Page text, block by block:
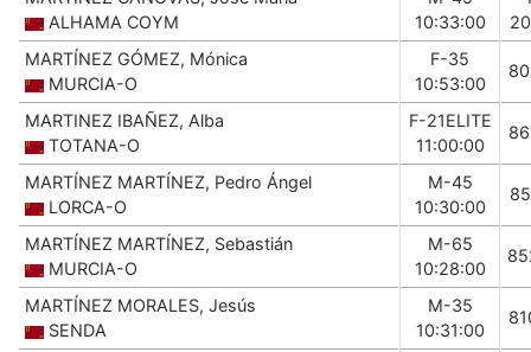
ALHAMA COYM
10:33:00
MARTÍNEZ GÓMEZ, Mónica
MURCIA-O
F-35
10:53:00
MARTINEZ IBAÑEZ, Alba
TOTANA-O
F-21ELITE
11:00:00
MARTÍNEZ MARTÍNEZ, Pedro Ángel
LORCA-O
M-45
10:30:00
MARTÍNEZ MARTÍNEZ, Sebastián
MURCIA-O
M-65
10:28:00
MARTÍNEZ MORALES, Jesús
SENDA
M-35
10:31:00